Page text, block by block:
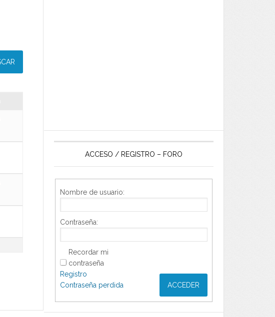
ACCESO / REGISTRO – FORO
Nombre de usuario:
Contraseña:
Recordar mi
contraseña
ACCEDER
Registro
Contraseña perdida